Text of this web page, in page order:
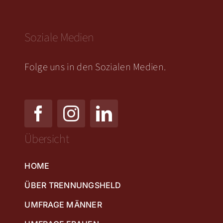
Soziale Medien
Folge uns in den Sozialen Medien.
Übersicht
HOME
ÜBER TRENNUNGSHELD
UMFRAGE MÄNNER